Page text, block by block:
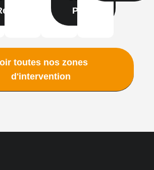
Paris
toutes nos zones
d'intervention